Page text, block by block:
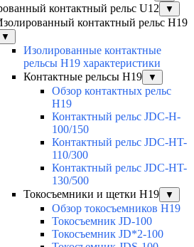
контактный рельс U12 ▼
контактный рельс Н19
▼
Изолированные контактные
рельсы Н19 характеристики
Контактные рельсы H19
▼
Обзор контактных рельс
H19
Контактный рельс JDC-H-
100/150
Контактный рельс JDC-HT-
110/300
Контактный рельс JDC-HT-
130/500
Токосъемники и щетки H19
▼
Обзор токосъемников H19
Токосъемник JD-100
Токосъемник JD*2-100